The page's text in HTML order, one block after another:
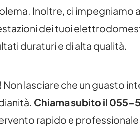
Inoltre, ci impegniamo a
dei tuoi
duraturi e di alta qualità.
Non lasciare che un guasto
Chiama subito il 055-
rapido e